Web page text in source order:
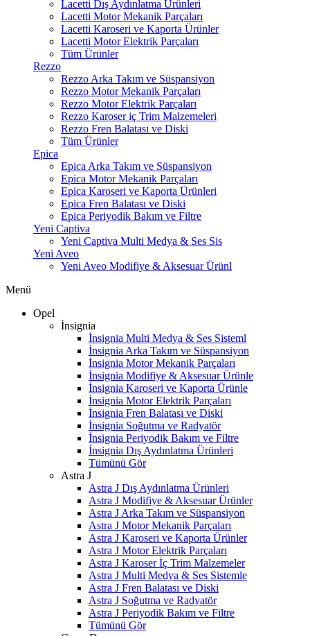
Lacetti Dış Aydınlatma Ürünleri
Lacetti Motor Mekanik Parçaları
Lacetti Karoseri ve Kaporta Ürünler
Lacetti Motor Elektrik Parçaları
Tüm Ürünler
Rezzo
Rezzo Arka Takım ve Süspansiyon
Rezzo Motor Mekanik Parçaları
Rezzo Motor Elektrik Parçaları
Rezzo Karoser iç Trim Malzemeleri
Rezzo Fren Balatası ve Diski
Tüm Ürünler
Epica
Epica Arka Takım ve Süspansiyon
Epica Motor Mekanik Parçaları
Epica Karoseri ve Kaporta Ürünleri
Epica Fren Balatası ve Diski
Epica Periyodik Bakım ve Filtre
Yeni Captiva
Yeni Captiva Multi Medya & Ses Sis
Yeni Aveo
Yeni Aveo Modifiye & Aksesuar Ürünl
Menü
Opel
İnsignia
İnsignia Multi Medya & Ses Sisteml
İnsignia Arka Takım ve Süspansiyon
İnsignia Motor Mekanik Parçaları
İnsignia Modifiye & Aksesuar Ürünle
İnsignia Karoseri ve Kaporta Ürünle
İnsignia Motor Elektrik Parçaları
İnsignia Fren Balatası ve Diski
İnsignia Soğutma ve Radyatör
İnsignia Periyodik Bakım ve Filtre
İnsignia Dış Aydınlatma Ürünleri
Tümünü Gör
Astra J
Astra J Dış Aydınlatma Ürünleri
Astra J Modifiye & Aksesuar Ürünler
Astra J Arka Takım ve Süspansiyon
Astra J Motor Mekanik Parçaları
Astra J Karoseri ve Kaporta Ürünler
Astra J Motor Elektrik Parçaları
Astra J Karoser İç Trim Malzemeler
Astra J Multi Medya & Ses Sistemle
Astra J Fren Balatası ve Diski
Astra J Soğutma ve Radyatör
Astra J Periyodik Bakım ve Filtre
Tümünü Gör